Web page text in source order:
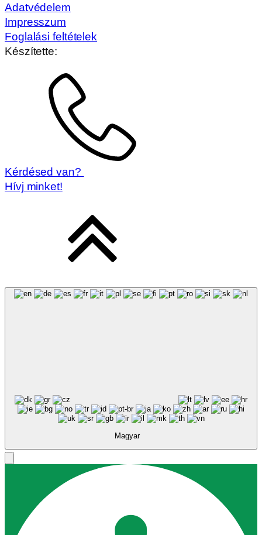
Adatvédelem
Impresszum
Foglalási feltételek
Készítette:
Kérdésed van?
Hívj minket!